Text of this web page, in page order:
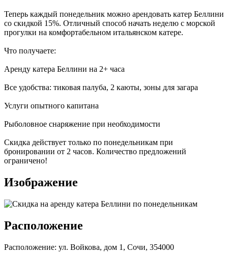
Теперь каждый понедельник можно арендовать катер Беллини
со скидкой 15%. Отличный способ начать неделю с морской
прогулки на комфортабельном итальянском катере.
Что получаете:
Аренду катера Беллини на 2+ часа
Все удобства: тиковая палуба, 2 каюты, зоны для загара
Услуги опытного капитана
Рыболовное снаряжение при необходимости
Скидка действует только по понедельникам при
бронировании от 2 часов. Количество предложений
ограничено!
Изображение
Расположение
Расположение: ул. Войкова, дом 1, Сочи, 354000